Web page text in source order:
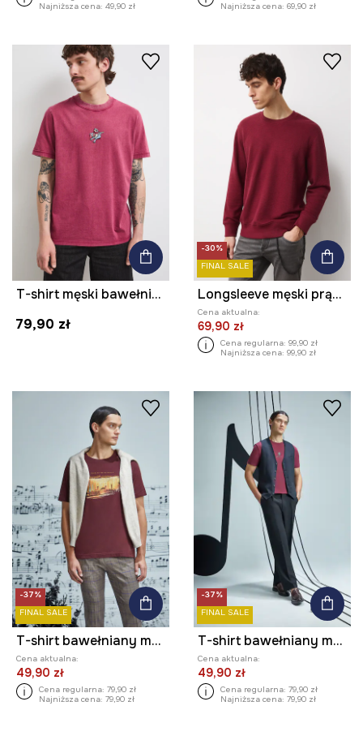
Najniższa cena: 49,90 zł
Najniższa cena: 69,90 zł
T-shirt męski bawełniany z haftem
79,90 zł
-30%
FINAL SALE
Longsleeve męski prążkowany kolor bordowy
Cena aktualna:
69,90 zł
Cena regularna: 99,90 zł
Najniższa cena: 99,90 zł
-37%
FINAL SALE
T-shirt bawełniany męski z kolekcji Narodowy Instytut Fryderyka Chopina x Medicine
Cena aktualna:
49,90 zł
Cena regularna: 79,90 zł
Najniższa cena: 79,90 zł
-37%
FINAL SALE
T-shirt bawełniany męski z elastanem z kolekcji Narodowy Instytut Fryderyka Chopina x Medicine
Cena aktualna:
49,90 zł
Cena regularna: 79,90 zł
Najniższa cena: 79,90 zł